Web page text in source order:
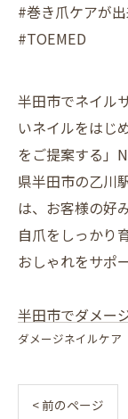
#巻き爪ケアが
#TOEMED
半田市でネイル
いネイルをはじ
をご提案する」
県半田市の乙川
は、お客様の好
自爪をしっかり
おしゃれをサポ
半田市でダメー
ダメージネイルケア
< 前のページ